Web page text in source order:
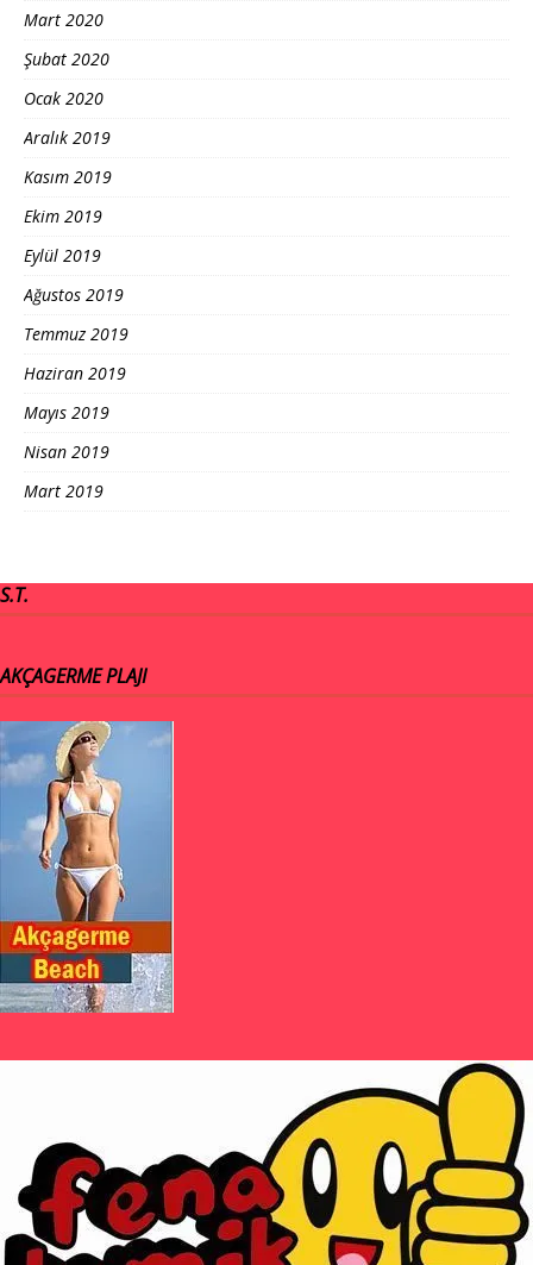
Mart 2020
Şubat 2020
Ocak 2020
Aralık 2019
Kasım 2019
Ekim 2019
Eylül 2019
Ağustos 2019
Temmuz 2019
Haziran 2019
Mayıs 2019
Nisan 2019
Mart 2019
S.T.
AKÇAGERME PLAJI